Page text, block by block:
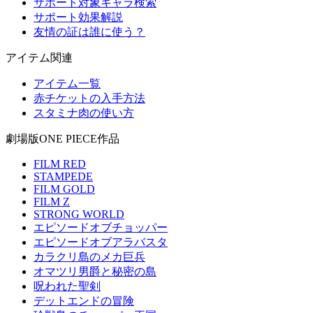
サポート対象キャラ検索
サポート効果解説
友情の証は誰に使う？
アイテム関連
アイテム一覧
赤チケットの入手方法
スタミナ肉の使い方
劇場版ONE PIECE作品
FILM RED
STAMPEDE
FILM GOLD
FILM Z
STRONG WORLD
エピソードオブチョッパー
エピソードオブアラバスタ
カラクリ島のメカ巨兵
オマツリ男爵と秘密の島
呪われた聖剣
デットエンドの冒険